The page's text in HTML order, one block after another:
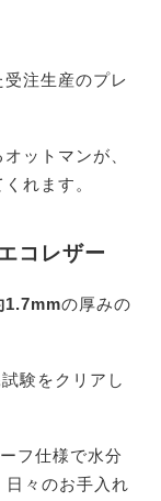
注生産のプレ
ットマンが、
れます。
コレザー
1.7mmの厚みの
験をクリアし
フ仕様で水分
日々のお手入れ